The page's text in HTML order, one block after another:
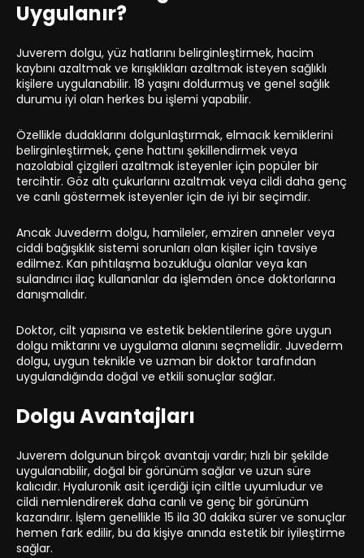
Uygulanır?
Juverem dolgu, yüz hatlarını belirginleştirmek, hacim
kaybını azaltmak ve kırışıklıkları azaltmak isteyen sağlıklı
kişilere uygulanabilir. 18 yaşını doldurmuş ve genel sağlık
durumu iyi olan herkes bu işlemi yapabilir.
Özellikle dudaklarını dolgunlaştırmak, elmacık kemiklerini
belirginleştirmek, çene hattını şekillendirmek veya
nazolabial çizgileri azaltmak isteyenler için popüler bir
tercihtir. Göz altı çukurlarını azaltmak veya cildi daha genç
ve canlı göstermek isteyenler için de iyi bir seçimdir.
Ancak Juvederm dolgu, hamileler, emziren anneler veya
ciddi bağışıklık sistemi sorunları olan kişiler için tavsiye
edilmez. Kan pıhtılaşma bozukluğu olanlar veya kan
sulandırıcı ilaç kullananlar da işlemden önce doktorlarına
danışmalıdır.
Doktor, cilt yapısına ve estetik beklentilerine göre uygun
dolgu miktarını ve uygulama alanını seçmelidir. Juvederm
dolgu, uygun teknikle ve uzman bir doktor tarafından
uygulandığında doğal ve etkili sonuçlar sağlar.
Dolgu Avantajları
Juverem dolgunun birçok avantajı vardır; hızlı bir şekilde
uygulanabilir, doğal bir görünüm sağlar ve uzun süre
kalıcıdır. Hyaluronik asit içerdiği için ciltle uyumludur ve
cildi nemlendirerek daha canlı ve genç bir görünüm
kazandırır. İşlem genellikle 15 ila 30 dakika sürer ve sonuçlar
hemen fark edilir, bu da kişiye anında estetik bir iyileştirme
sağlar.